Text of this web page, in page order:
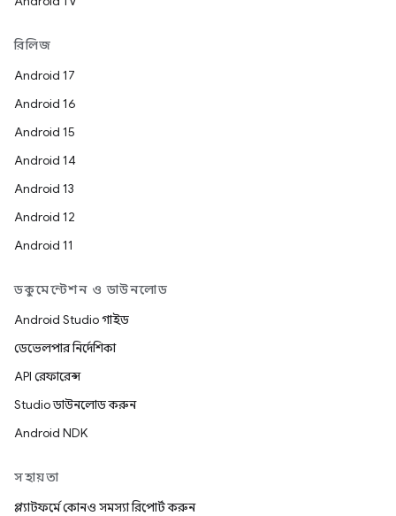
রিলিজ
Android 17
Android 16
Android 15
Android 14
Android 13
Android 12
Android 11
ডকুমেন্টেশন ও ডাউনলোড
Android Studio গাইড
ডেভেলপার নির্দেশিকা
API রেফারেন্স
Studio ডাউনলোড করুন
Android NDK
সহায়তা
প্ল্যাটফর্মে কোনও সমস্যা রিপোর্ট করুন